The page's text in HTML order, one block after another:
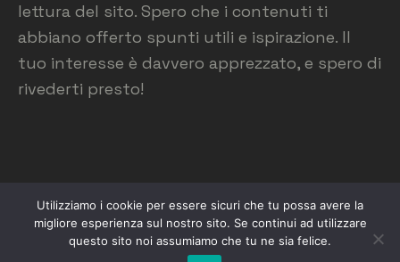
lettura del sito. Spero che i contenuti ti
abbiano offerto spunti utili e ispirazione. Il
tuo interesse è davvero apprezzato, e spero di
rivederti presto!
Federico Pizzarotti © 2026 - All Rights Reserved
Utilizziamo i cookie per essere sicuri che tu possa avere la
migliore esperienza sul nostro sito. Se continui ad utilizzare
questo sito noi assumiamo che tu ne sia felice.